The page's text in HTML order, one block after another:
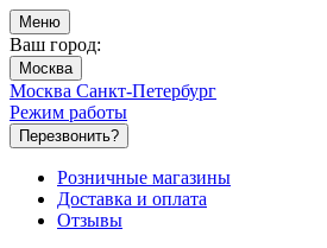
Меню
Ваш город:
Москва
Москва Санкт-Петербург
Режим работы
Перезвонить?
Розничные магазины
Доставка и оплата
Отзывы